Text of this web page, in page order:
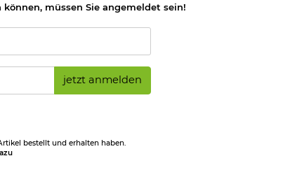
müssen Sie angemeldet sein!
jetzt anmelden
bestellt und erhalten haben.